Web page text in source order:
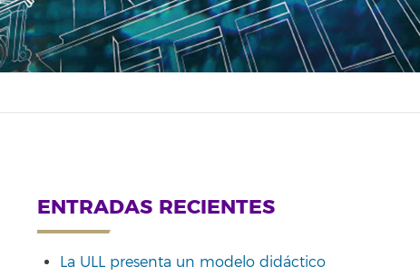
ENTRADAS RECIENTES
La ULL presenta un modelo didáctico